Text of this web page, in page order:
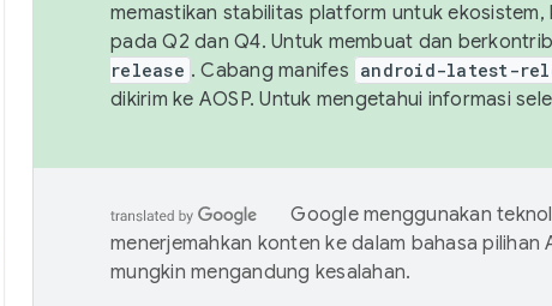
memastikan stabilitas platform untuk ekosistem,
pada Q2 dan Q4. Untuk membuat dan
release . Cabang manifes android-latest-
dikirim ke AOSP. Untuk mengetahui informasi
Google menggunakan
menerjemahkan konten ke dalam bahasa pilihan
mungkin mengandung kesalahan.